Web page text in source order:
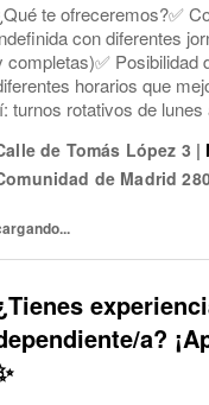
te ofreceremos?✅
con diferentes
completas)✅ Posibilidad
horarios que
turnos rotativos de lunes
en cinco días a la
de Tomás López 3 |
de Madrid
a?